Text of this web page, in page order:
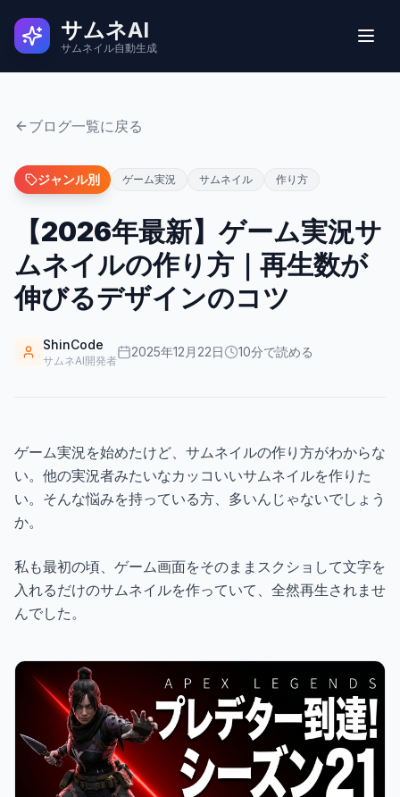
サムネAI
サムネイル自動生成
実例
ユーザーの声
使い方
料金
よくある質問
ブログ
ブログ一覧に戻る
ジャンル別 ゲーム実況 サムネイル 作り方
【2026年最新】ゲーム実況サ
ムネイルの作り方｜再生数が
伸びるデザインのコツ
ShinCode
サムネAI開発者
2025年12月22日 10分で読める
ゲーム実況を始めたけど、サムネイルの作り方がわからな
い。他の実況者みたいなカッコいいサムネイルを作りた
い。そんな悩みを持っている方、多いんじゃないでしょう
か。
私も最初の頃、ゲーム画面をそのままスクショして文字を
入れるだけのサムネイルを作っていて、全然再生されませ
んでした。